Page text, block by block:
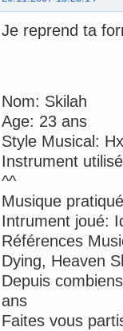
Je reprend ta
Nom: Skilah
Age: 23 ans
Style Musical:
Instrument
^^
Musique
Intrument joué:
Références
Dying, Heaven
Depuis
ans
Faites vous